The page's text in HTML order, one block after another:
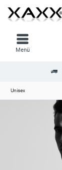
Menü
Unisex